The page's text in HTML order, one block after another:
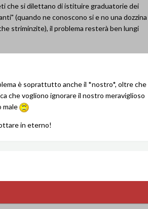
che si dilettano di istituire graduatorie dei
(quando ne conoscono si e no una dozzina
striminzite), il problema resterà ben lungi
è soprattutto anche il *nostro*, oltre che
che vogliono ignorare il nostro meraviglioso
male
in eterno!